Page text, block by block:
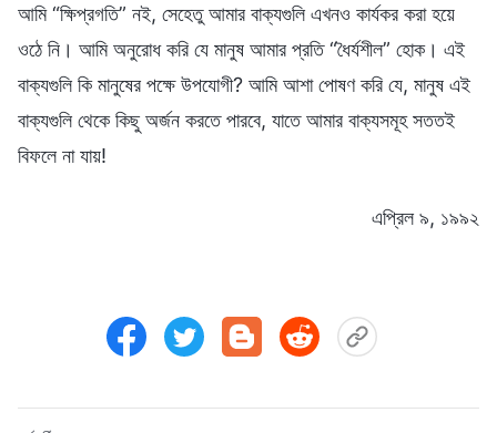
আমি “ক্ষিপ্রগতি” নই, সেহেতু আমার বাক্যগুলি এখনও কার্যকর করা হয়ে
ওঠে নি। আমি অনুরোধ করি যে মানুষ আমার প্রতি “ধৈর্যশীল” হোক। এই
বাক্যগুলি কি মানুষের পক্ষে উপযোগী? আমি আশা পোষণ করি যে, মানুষ এই
বাক্যগুলি থেকে কিছু অর্জন করতে পারবে, যাতে আমার বাক্যসমূহ সততই
বিফলে না যায়!
এপ্রিল ৯, ১৯৯২